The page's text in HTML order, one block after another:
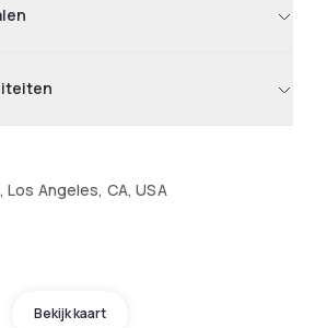
Angeles, CA, USA
Bekijk kaart